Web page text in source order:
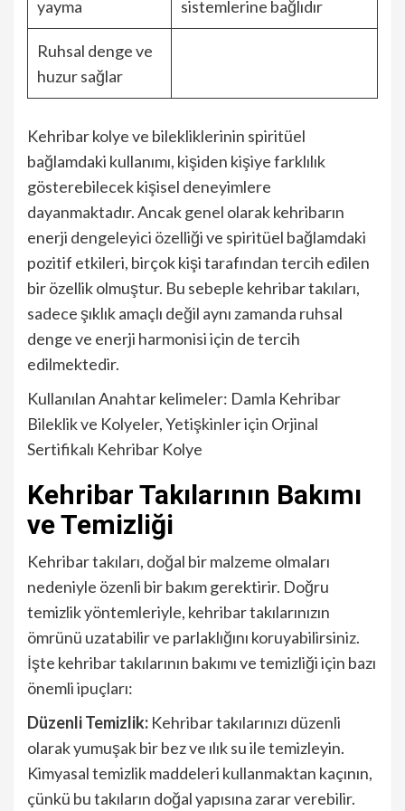
yayma sistemlerine bağlıdır
Ruhsal denge ve
huzur sağlar
Kehribar kolye ve bilekliklerinin spiritüel
bağlamdaki kullanımı, kişiden kişiye farklılık
gösterebilecek kişisel deneyimlere
dayanmaktadır. Ancak genel olarak kehribarın
enerji dengeleyici özelliği ve spiritüel bağlamdaki
pozitif etkileri, birçok kişi tarafından tercih edilen
bir özellik olmuştur. Bu sebeple kehribar takıları,
sadece şıklık amaçlı değil aynı zamanda ruhsal
denge ve enerji harmonisi için de tercih
edilmektedir.
Kullanılan Anahtar kelimeler: Damla Kehribar
Bileklik ve Kolyeler, Yetişkinler için Orjinal
Sertifikalı Kehribar Kolye
Kehribar Takılarının Bakımı
ve Temizliği
Kehribar takıları, doğal bir malzeme olmaları
nedeniyle özenli bir bakım gerektirir. Doğru
temizlik yöntemleriyle, kehribar takılarınızın
ömrünü uzatabilir ve parlaklığını koruyabilirsiniz.
İşte kehribar takılarının bakımı ve temizliği için bazı
önemli ipuçları:
Düzenli Temizlik: Kehribar takılarınızı düzenli
olarak yumuşak bir bez ve ılık su ile temizleyin.
Kimyasal temizlik maddeleri kullanmaktan kaçının,
çünkü bu takıların doğal yapısına zarar verebilir.